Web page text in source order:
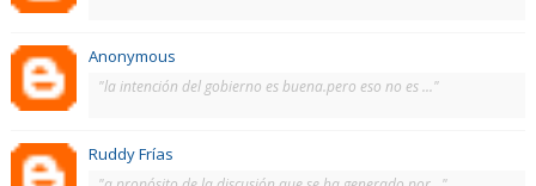
Anonymous
"la intención del gobierno es buena.pero eso no es ..."
Ruddy Frías